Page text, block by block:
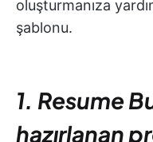
oluşturmanıza
şablonu.
1. Resume
hazırlanan